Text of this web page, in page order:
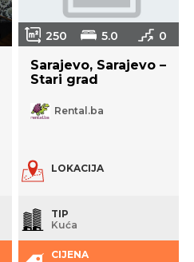
250 5.0 0
Sarajevo, Sarajevo –
Stari grad
Rental.ba
LOKACIJA
TIP
Kuća
CIJENA